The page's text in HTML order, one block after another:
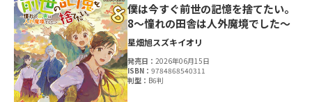
僕は今すぐ前世の記憶を捨てたい。
8～憧れの田舎は人外魔境でした～
星畑旭スズキイオリ
発売日：2026年06月15日
ISBN：9784868540311
判型： B6判